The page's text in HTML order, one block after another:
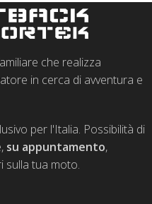
che realizza
in cerca di avventura e
per l'Italia. Possibilità di
su appuntamento,
sulla tua moto.